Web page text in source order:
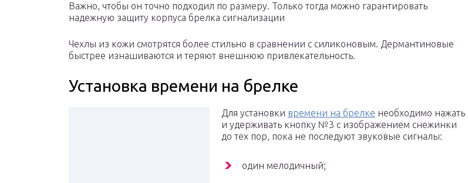
Важно, чтобы он точно подходил по размеру. Только тогда можно гарантировать
надежную защиту корпуса брелка сигнализации
Чехлы из кожи смотрятся более стильно в сравнении с силиконовым. Дермантиновые
быстрее изнашиваются и теряют внешнюю привлекательность.
Установка времени на брелке
Для установки времени на брелке необходимо нажать
и удерживать кнопку №3 с изображением снежинки
до тех пор, пока не последуют звуковые сигналы:
один мелодичный;